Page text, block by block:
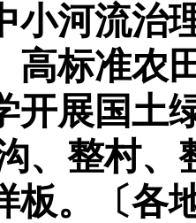
小河流治
高标准农
开展国土
、整村、
板。〔各